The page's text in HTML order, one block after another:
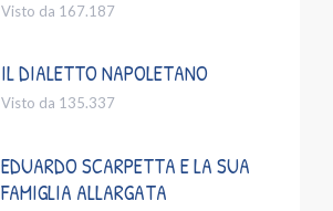
Visto da 167.187
IL DIALETTO NAPOLETANO
Visto da 135.337
EDUARDO SCARPETTA E LA SUA
FAMIGLIA ALLARGATA